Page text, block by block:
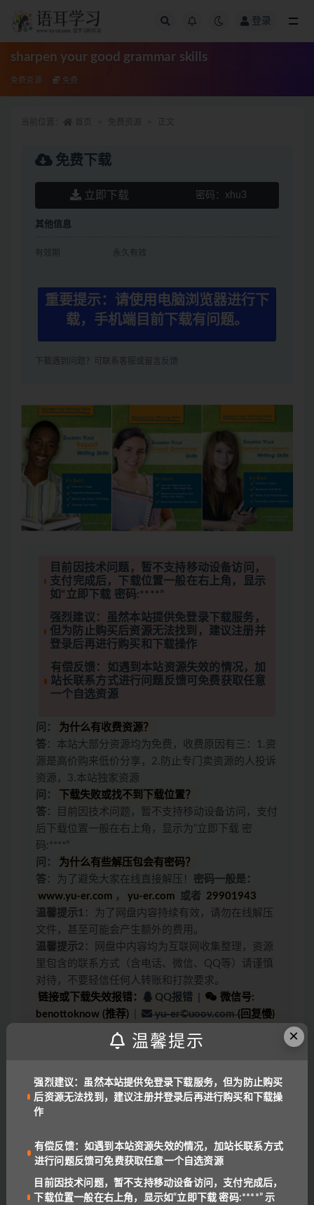
登录
sharpen your good grammar skills
免费资源 免费
免费下载
立即下载 密码： xhu3
其他信息
有效期 永久有效
重要提示：请使用电脑浏览器进行下
载，手机端目前下载有问题。
下载遇到问题？可联系客服或留言反馈
目前因技术问题，暂不支持移动设备访问，
支付完成后，下载位置一般在右上角，显示
如“立即下载 密码:****”
强烈建议：虽然本站提供免登录下载服务，
但为防止购买后资源无法找到，建议注册并
登录后再进行购买和下载操作
有偿反馈：如遇到本站资源失效的情况，加
站长联系方式进行问题反馈可免费获取任意
一个自选资源
问：
为什么有收费资源？
答 ：本站大部分资源均为免费，收费原因有三：1.资
源是高价购来低价分享，2.防止专门卖资源的人投诉
资源，3.本站独家资源
问：
下载失败或找不到下载位置？
答 ：目前因技术问题，暂不支持移动设备访问，支付
后下载位置一般在右上角，显示为“立即下载 密
码:****”
问：
为什么有些解压包会有密码？
答 ：为了避免大家在线直接解压！ 密码一般是：
www.yu-er.com ， yu-er.com 或者 29901943
温馨提示1 ：为了网盘内容持续有效，请勿在线解压
文件，甚至可能会产生额外的费用。
温馨提示2 ：网盘中内容均为互联网收集整理，资源
里包含的联系方式（含电话、微信、QQ等）请谨慎
对待，不要轻信任何人转账和打款要求。
链接或下载失效报错：
QQ报错
微信号:
benottoknow (推荐)
yu-er©uoov.com(回复慢)
我们都是爱学习的小耳朵，记得收藏我们哟~
grammar skills
下一篇
scholastic Riddle poem of the day for kids
×
温馨提示
强烈建议：虽然本站提供免登录下载服务，但为防止购买
后资源无法找到，建议注册并登录后再进行购买和下载操
作
有偿反馈：如遇到本站资源失效的情况，加站长联系方式
进行问题反馈可免费获取任意一个自选资源
目前因技术问题，暂不支持移动设备访问，支付完成后，
下载位置一般在右上角，显示如“立即下载 密码:****” 示